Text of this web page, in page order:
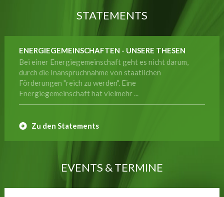
STATEMENTS
ENERGIEGEMEINSCHAFTEN - UNSERE THESEN
Bei einer Energiegemeinschaft geht es nicht darum,
durch die Inanspruchnahme von staatlichen
Förderungen "reich zu werden". Eine
Energiegemeinschaft hat vielmehr ...
Zu den Statements
EVENTS & TERMINE